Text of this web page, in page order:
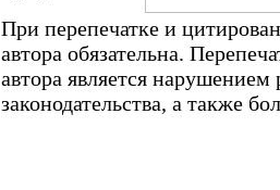
При перепечатке и
автора обязательна.
автора является
законодательства, а также